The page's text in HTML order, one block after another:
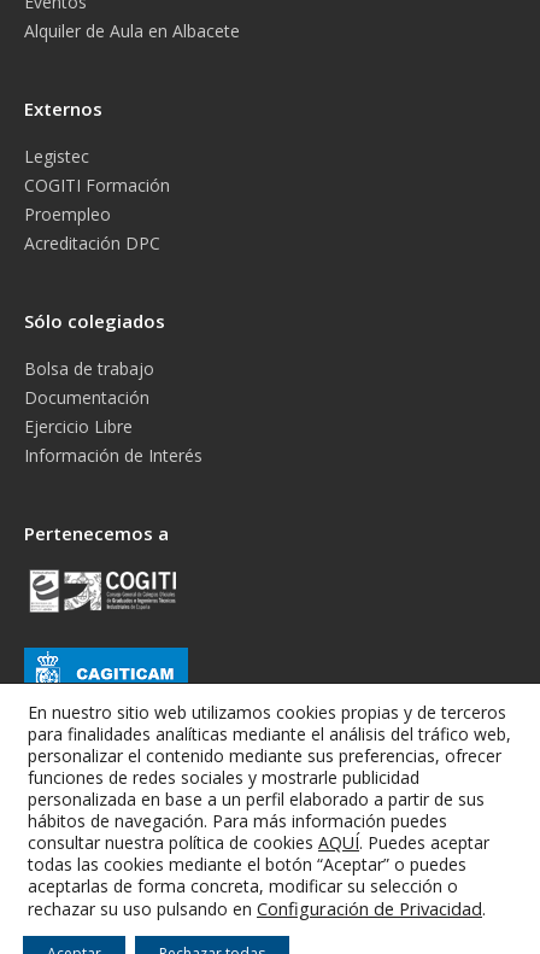
Alquiler de Aula en Albacete
Externos
Legistec
COGITI Formación
Proempleo
Acreditación DPC
Sólo colegiados
Bolsa de trabajo
Documentación
Ejercicio Libre
Información de Interés
Pertenecemos a
Colegio Oficial de Graduados e Ingenieros Técnicos Industriales de
Albacete
En nuestro sitio web utilizamos cookies propias y de terceros
para finalidades analíticas mediante el análisis del tráfico web,
personalizar el contenido mediante sus preferencias, ofrecer
funciones de redes sociales y mostrarle publicidad
personalizada en base a un perfil elaborado a partir de sus
hábitos de navegación. Para más información puedes
consultar nuestra política de cookies AQUÍ. Puedes aceptar
todas las cookies mediante el botón “Aceptar” o puedes
aceptarlas de forma concreta, modificar su selección o
rechazar su uso pulsando en Configuración de Privacidad.